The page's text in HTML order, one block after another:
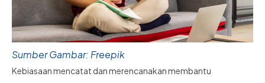
Sumber Gambar: Freepik
Kebiasaan mencatat dan merencanakan membantu